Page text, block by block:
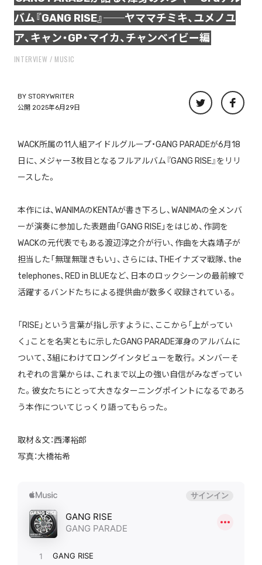
バム『GANG RISE』──ヤママチミキ、ユメノユ
ア、キャン・GP・マイカ、チャンベイビー編
INTERVIEW MUSIC
BY STORYWRITER
公開 2025年6月29日
WACK所属の11人組アイドルグループ・GANG PARADEが6月18
日に、メジャー3枚目となるフルアルバム『GANG RISE』をリリ
ースした。
本作には、WANIMAのKENTAが書き下ろし、WANIMAの全メンバ
ーが演奏に参加した表題曲「GANG RISE」をはじめ、作詞を
WACKの元代表でもある渡辺淳之介が行い、作曲を大森靖子が
担当した「無理無理きもい」、さらには、THEイナズマ戦隊、the
telephones、RED in BLUEなど、日本のロックシーンの最前線で
活躍するバンドたちによる提供曲が数多く収録されている。
「RISE」という言葉が指し示すように、ここから「上がってい
く」ことを名実ともに示したGANG PARADE渾身のアルバムに
ついて、3組にわけてロングインタビューを敢行。メンバーそ
れぞれの言葉からは、これまで以上の強い自信がみなぎってい
た。彼女たちにとって大きなターニングポイントになるであろ
う本作についてじっくり語ってもらった。
取材＆文：西澤裕郎
写真：大橋祐希